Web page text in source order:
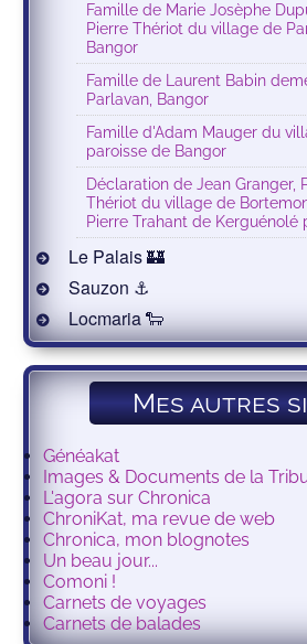
Famille de Marie Josèphe
Pierre Thériot du village de
Bangor
Famille de Laurent Babin
Parlavan, Bangor
Famille d'Adam Mauger du
paroisse de Bangor
Déclaration de Jean Granger,
Thériot du village de
Pierre Trahant de Kerguénolé
Le Palais 🏰
Sauzon ⚓️
Locmaria 🐑
Mes autres
Généakat
Images & Documents de la
L'agora sur Chronica
ChroniKat, ma revue de web
Chronica, mon blognotes
Un beau jour...
Comoni !
Carnets de voyages
Carnets de balades